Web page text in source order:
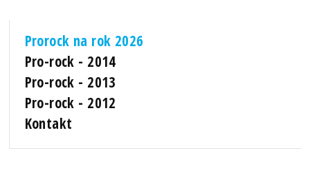
Prorock na rok 2026
Pro-rock - 2014
Pro-rock - 2013
Pro-rock - 2012
Kontakt